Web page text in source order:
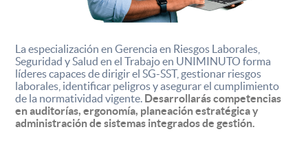
La especialización en Gerencia en Riesgos Laborales,
Seguridad y Salud en el Trabajo en UNIMINUTO forma
líderes capaces de dirigir el SG-SST, gestionar riesgos
laborales, identificar peligros y asegurar el cumplimiento
de la normatividad vigente. Desarrollarás competencias
en auditorías, ergonomía, planeación estratégica y
administración de sistemas integrados de gestión.